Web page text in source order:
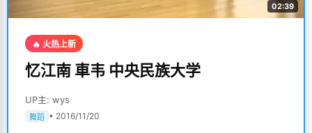
02:39
🔥 火热上新
忆江南 車韦 中央民族大学
UP主: wys
舞蹈 • 2016/11/20